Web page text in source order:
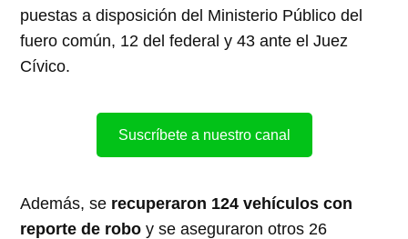
puestas a disposición del Ministerio Público del
fuero común, 12 del federal y 43 ante el Juez
Cívico.
Suscríbete a nuestro canal
Además, se recuperaron 124 vehículos con
reporte de robo y se aseguraron otros 26